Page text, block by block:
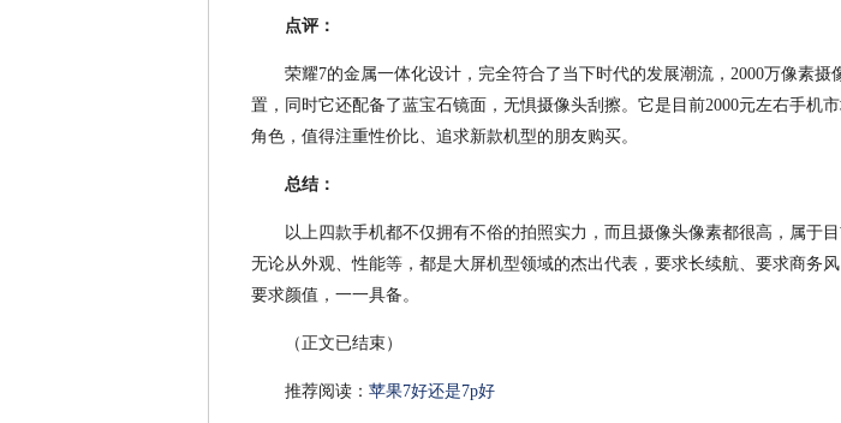
点评：
荣耀7的金属一体化设计，完全符合了当下时代的发展潮流，2000万像素摄
置，同时它还配备了蓝宝石镜面，无惧摄像头刮擦。它是目前2000元左右手机
角色，值得注重性价比、追求新款机型的朋友购买。
总结：
以上四款手机都不仅拥有不俗的拍照实力，而且摄像头像素都很高，属于目
无论从外观、性能等，都是大屏机型领域的杰出代表，要求长续航、要求商务风
要求颜值，一一具备。
（正文已结束）
推荐阅读： 苹果7好还是7p好